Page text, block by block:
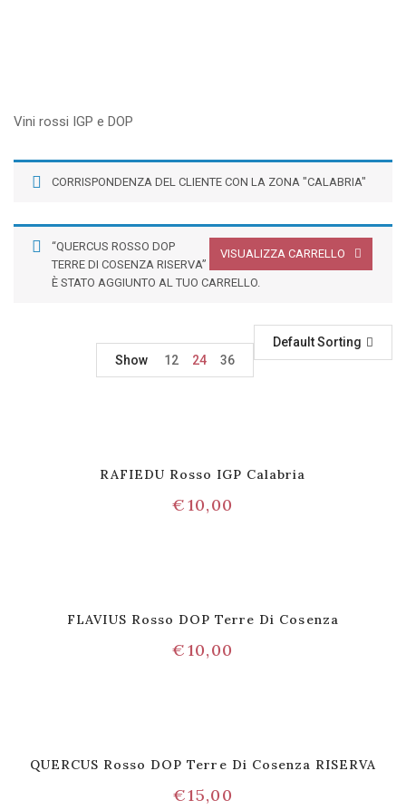
Vini rossi IGP e DOP
CORRISPONDENZA DEL CLIENTE CON LA ZONA "CALABRIA"
VISUALIZZA CARRELLO
“QUERCUS ROSSO DOP
TERRE DI COSENZA RISERVA”
È STATO AGGIUNTO AL TUO CARRELLO.
Default Sorting
Show
12 24 36
RAFIEDU Rosso IGP Calabria
€10,00
FLAVIUS Rosso DOP Terre Di Cosenza
€10,00
QUERCUS Rosso DOP Terre Di Cosenza RISERVA
€15,00